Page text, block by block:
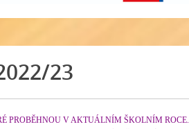
23
PROBĚHNOU V AKTUÁLNÍM ŠKOLNÍM ROCE.